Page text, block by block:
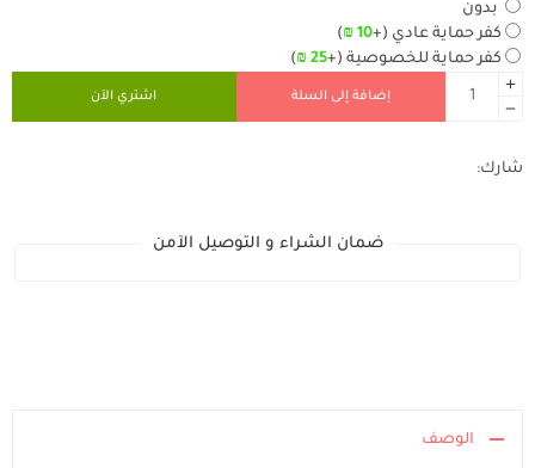
بدون
كفر حماية عادي (+
10
₪
)
كفر حماية للخصوصية (+
25
₪
)
إضافة إلى السلة اشتري الآن
شارك:
ضمان الشراء و التوصيل الآمن
الوصف